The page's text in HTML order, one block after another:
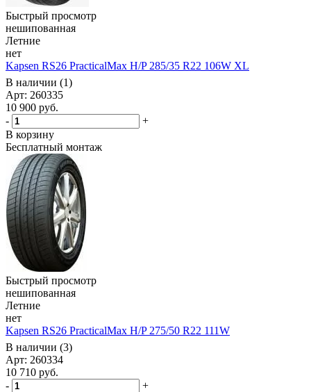
Быстрый просмотр
нешипованная
Летние
нет
Kapsen RS26 PracticalMax H/P 285/35 R22 106W XL
В наличии (1)
Арт: 260335
10 900 руб.
-
+
В корзину
Бесплатный монтаж
Быстрый просмотр
нешипованная
Летние
нет
Kapsen RS26 PracticalMax H/P 275/50 R22 111W
В наличии (3)
Арт: 260334
10 710 руб.
-
+